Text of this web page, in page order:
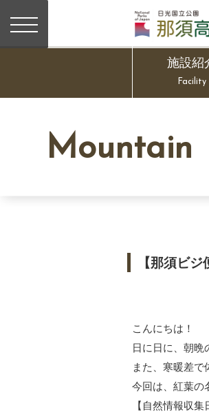
施設紹
Facility
Mountain
【那須ビ
こんにちは！
日に日に、朝晩
また、寒暖差で
今回は、紅葉の
【自然情報収